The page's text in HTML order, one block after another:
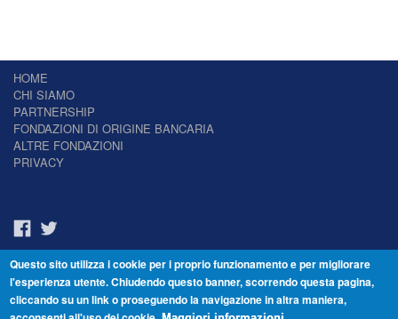
HOME
CHI SIAMO
PARTNERSHIP
FONDAZIONI DI ORIGINE BANCARIA
ALTRE FONDAZIONI
PRIVACY
Il Giornale delle Fondazioni - Periodico telematico
Reg. Tribunale n.7 del 22/07/2014 – ISSN 2421-2466
© Fondazione Venezia 2000 - Dorsoduro 3488/U - 30123 Venezia - Italia -
Questo sito utilizza i cookie per i proprio funzionamento e per migliorare
l'esperienza utente. Chiudendo questo banner, scorrendo questa pagina,
cliccando su un link o proseguendo la navigazione in altra maniera,